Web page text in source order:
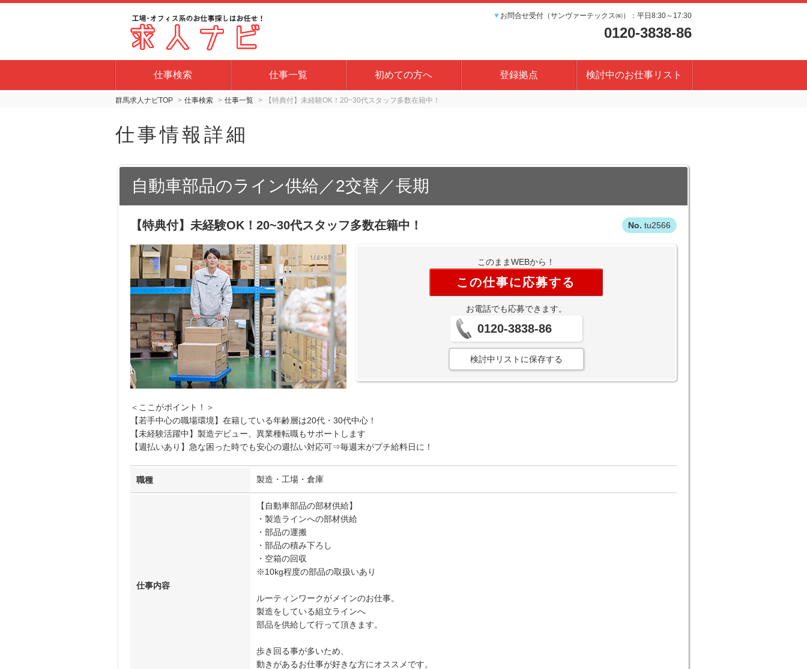
▼ お問合せ受付（サンヴァーテックス㈱）：平日8:30～17:30
0120-3838-86
仕事検索 仕事一覧 初めての方へ 登録拠点 検討中のお仕事リスト
群馬求人ナビTOP 仕事検索 仕事一覧 【特典付】未経験OK！20~30代スタッフ多数在籍中！
仕事情報詳細
自動車部品のライン供給／2交替／長期
tu2566
【特典付】未経験OK！20~30代スタッフ多数在籍中！
このままWEBから！
この仕事に応募する
お電話でも応募できます。
0120-3838-86
検討中リストに保存する
＜ここがポイント！＞
【若手中心の職場環境】在籍している年齢層は20代・30代中心！
【未経験活躍中】製造デビュー、異業種転職もサポートします
【週払いあり】急な困った時でも安心の週払い対応可⇒毎週末がプチ給料日に！
職種 製造・工場・倉庫
仕事内容
【自動車部品の部材供給】
・製造ラインへの部材供給
・部品の運搬
・部品の積み下ろし
・空箱の回収
※10kg程度の部品の取扱いあり
ルーティンワークがメインのお仕事。
製造をしている組立ラインへ
部品を供給して行って頂きます。
歩き回る事が多いため、
動きがあるお仕事が好きな方にオススメです。